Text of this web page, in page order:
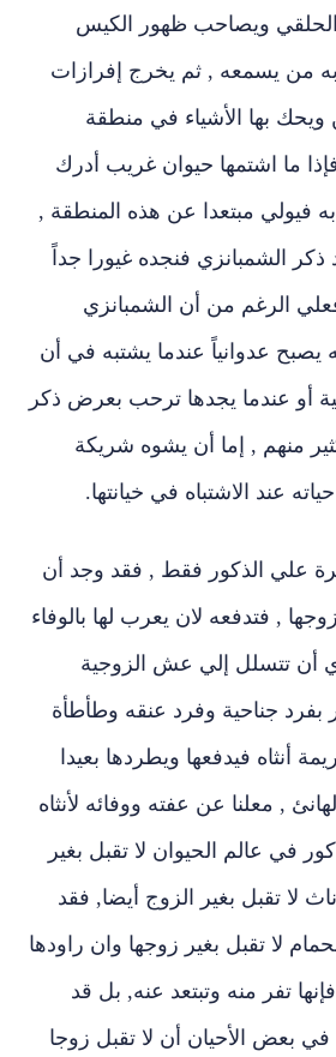
ويصاحب ظهور الكيس
من يسمعه , ثم يخرج إفرازات
بها الأشياء في منطقة
ما اشتمها حيوان غريب أدرك
فيولي مبتعدا عن هذه المنطقة ,
ذكر الشمبانزي فنجده غيورا جداً
الرغم من أن الشمبانزي
يصبح عدوانياً عندما يشتبه في أن
أو عندما يجدها ترحب بعرض ذكر
منهم , إما أن يشوه شريكة
عند الاشتباه في خيانتها.
علي الذكور فقط , فقد وجد أن
, فتدفعه لان يعرب لها بالوفاء
أن تتسلل إلي عش الزوجية
بفرد جناحية وفرد عنقه وطأطأة
أنثاه فيدفعها ويطردها بعيدا
, معلنا عن عفته ووفائه لأنثاه
في عالم الحيوان لا تقبل بغير
لا تقبل بغير الزوج أيضا, فقد
لا تقبل بغير زوجها وان راودها
تفر منه وتبتعد عنه, بل قد
في بعض الأحيان أن لا تقبل زوجا